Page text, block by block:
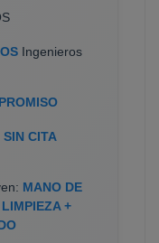
Ingenieros
SIN CITA
MANO DE
+